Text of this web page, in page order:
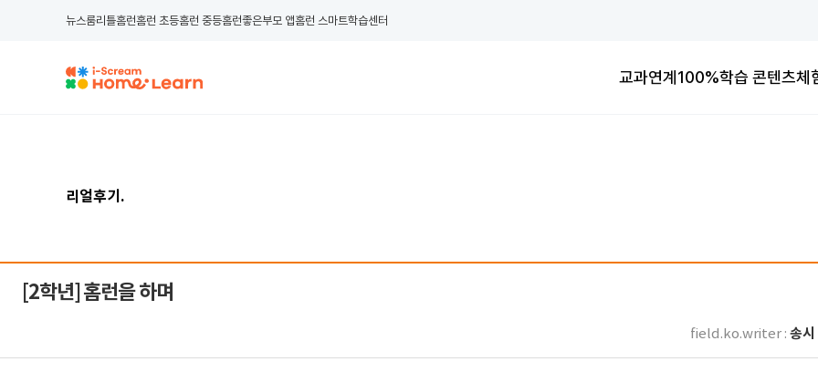
뉴스룸리틀홈런홈런 초등홈런 중등홈런좋은부모 앱홈런 스마트학습센터
교과연계100%
학교공부 No.1 학습 콘텐츠체
리얼후기 .
[2학년] 홈런을 하며
field.ko.writer : 송